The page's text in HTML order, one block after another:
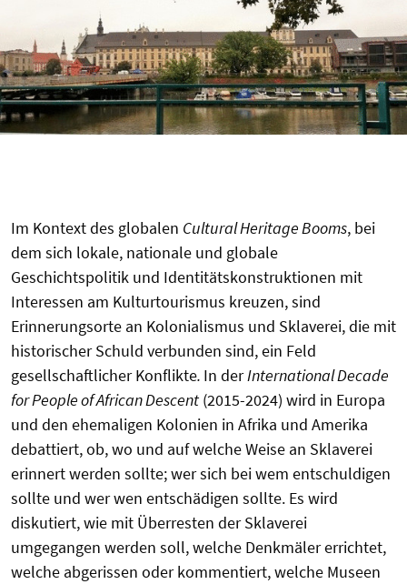
Im Kontext des globalen Cultural Heritage Booms, bei
dem sich lokale, nationale und globale
Geschichtspolitik und Identitätskonstruktionen mit
Interessen am Kulturtourismus kreuzen, sind
Erinnerungsorte an Kolonialismus und Sklaverei, die mit
historischer Schuld verbunden sind, ein Feld
gesellschaftlicher Konflikte. In derInternational Decade
for People of African Descent (2015-2024) wird in Europa
und den ehemaligen Kolonien in Afrika und Amerika
debattiert, ob, wo und auf welche Weise an Sklaverei
erinnert werden sollte; wer sich bei wem entschuldigen
sollte und wer wen entschädigen sollte. Es wird
diskutiert, wie mit Überresten der Sklaverei
umgegangen werden soll, welche Denkmäler errichtet,
welche abgerissen oder kommentiert, welche Museen